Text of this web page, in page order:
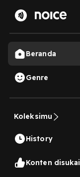
Beranda
Genre
Koleksimu
History
Konten disukai